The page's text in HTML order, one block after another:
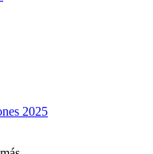
2025